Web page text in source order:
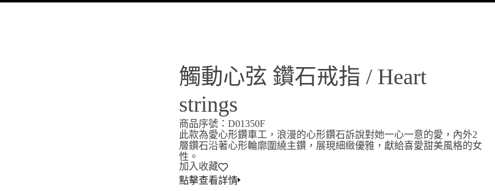
觸動心弦 鑽石戒指 / Heart
strings
商品序號：D01350F
此款為愛心形鑽車工，浪漫的心形鑽石訴說對她一心一意的愛，內外2
層鑽石沿著心形輪廓圍繞主鑽，展現細緻優雅，獻給喜愛甜美風格的女
性。
加入收藏
點擊查看詳情